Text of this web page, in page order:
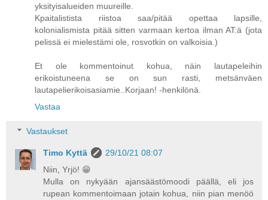
yksityisalueiden muureille.
Kpaitalistista riistoa saa/pitää opettaa lapsille,
kolonialismista pitää sitten varmaan kertoa ilman AT:ä (jota
pelissä ei mielestämi ole, rosvotkin on valkoisia.)
Et ole kommentoinut kohua, näin lautapeleihin
erikoistuneena se on sun rasti, metsänväen
lautapelierikoisasiamie..Korjaan! -henkilönä.
Vastaa
Vastaukset
Timo Kyttä
29/10/21 08:07
Niin, Yrjö! 😁
Mulla on nykyään ajansäästömoodi päällä, eli jos
rupean kommentoimaan jotain kohua, niin pian menöö